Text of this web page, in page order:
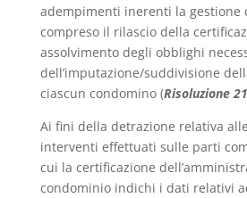
adempimenti inerenti la gestione
compreso il rilascio della
assolvimento degli obblighi
dell’imputazione/suddivisione
ciascun condomino (Risoluzione
Ai fini della detrazione relativa
interventi effettuati sulle parti
cui la certificazione
condominio indichi i dati relativi